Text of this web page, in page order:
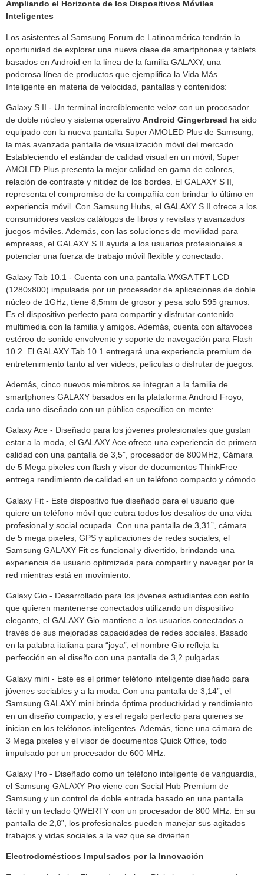
Ampliando el Horizonte de los Dispositivos Móviles
Inteligentes
Los asistentes al Samsung Forum de Latinoamérica tendrán la
oportunidad de explorar una nueva clase de smartphones y tablets
basados en Android en la línea de la familia GALAXY, una
poderosa línea de productos que ejemplifica la Vida Más
Inteligente en materia de velocidad, pantallas y contenidos:
Galaxy S II - Un terminal increíblemente veloz con un procesador
de doble núcleo y sistema operativo Android Gingerbread ha sido
equipado con la nueva pantalla Super AMOLED Plus de Samsung,
la más avanzada pantalla de visualización móvil del mercado.
Estableciendo el estándar de calidad visual en un móvil, Super
AMOLED Plus presenta la mejor calidad en gama de colores,
relación de contraste y nitidez de los bordes. El GALAXY S II,
representa el compromiso de la compañía con brindar lo último en
experiencia móvil. Con Samsung Hubs, el GALAXY S II ofrece a los
consumidores vastos catálogos de libros y revistas y avanzados
juegos móviles. Además, con las soluciones de movilidad para
empresas, el GALAXY S II ayuda a los usuarios profesionales a
potenciar una fuerza de trabajo móvil flexible y conectado.
Galaxy Tab 10.1 - Cuenta con una pantalla WXGA TFT LCD
(1280x800) impulsada por un procesador de aplicaciones de doble
núcleo de 1GHz, tiene 8,5mm de grosor y pesa solo 595 gramos.
Es el dispositivo perfecto para compartir y disfrutar contenido
multimedia con la familia y amigos. Además, cuenta con altavoces
estéreo de sonido envolvente y soporte de navegación para Flash
10.2. El GALAXY Tab 10.1 entregará una experiencia premium de
entretenimiento tanto al ver videos, películas o disfrutar de juegos.
Además, cinco nuevos miembros se integran a la familia de
smartphones GALAXY basados en la plataforma Android Froyo,
cada uno diseñado con un público específico en mente:
Galaxy Ace - Diseñado para los jóvenes profesionales que gustan
estar a la moda, el GALAXY Ace ofrece una experiencia de primera
calidad con una pantalla de 3,5”, procesador de 800MHz, Cámara
de 5 Mega pixeles con flash y visor de documentos ThinkFree
entrega rendimiento de calidad en un teléfono compacto y cómodo.
Galaxy Fit - Este dispositivo fue diseñado para el usuario que
quiere un teléfono móvil que cubra todos los desafíos de una vida
profesional y social ocupada. Con una pantalla de 3,31”, cámara
de 5 mega pixeles, GPS y aplicaciones de redes sociales, el
Samsung GALAXY Fit es funcional y divertido, brindando una
experiencia de usuario optimizada para compartir y navegar por la
red mientras está en movimiento.
Galaxy Gio - Desarrollado para los jóvenes estudiantes con estilo
que quieren mantenerse conectados utilizando un dispositivo
elegante, el GALAXY Gio mantiene a los usuarios conectados a
través de sus mejoradas capacidades de redes sociales. Basado
en la palabra italiana para “joya”, el nombre Gio refleja la
perfección en el diseño con una pantalla de 3,2 pulgadas.
Galaxy mini - Este es el primer teléfono inteligente diseñado para
jóvenes sociables y a la moda. Con una pantalla de 3,14”, el
Samsung GALAXY mini brinda óptima productividad y rendimiento
en un diseño compacto, y es el regalo perfecto para quienes se
inician en los teléfonos inteligentes. Además, tiene una cámara de
3 Mega pixeles y el visor de documentos Quick Office, todo
impulsado por un procesador de 600 MHz.
Galaxy Pro - Diseñado como un teléfono inteligente de vanguardia,
el Samsung GALAXY Pro viene con Social Hub Premium de
Samsung y un control de doble entrada basado en una pantalla
táctil y un teclado QWERTY con un procesador de 800 MHz. En su
pantalla de 2,8”, los profesionales pueden manejar sus agitados
trabajos y vidas sociales a la vez que se divierten.
Electrodomésticos Impulsados por la Innovación